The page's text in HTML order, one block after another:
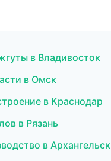
в Владивосток
в Омск
в Краснодар
в Рязань
в Архангельск